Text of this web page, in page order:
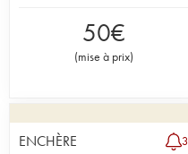
50€
(mise à prix)
ENCHÈRE 3